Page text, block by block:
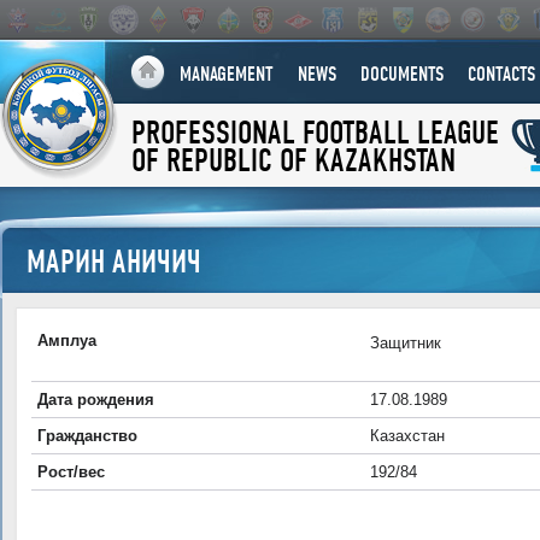
MANAGEMENT NEWS DOCUMENTS CONTACTS
PROFESSIONAL FOOTBALL LEAGUE
OF REPUBLIC OF KAZAKHSTAN
МАРИН АНИЧИЧ
Амплуа Защитник
Дата рождения
17.08.1989
Гражданство
Казахстан
Рост/вес
192/84